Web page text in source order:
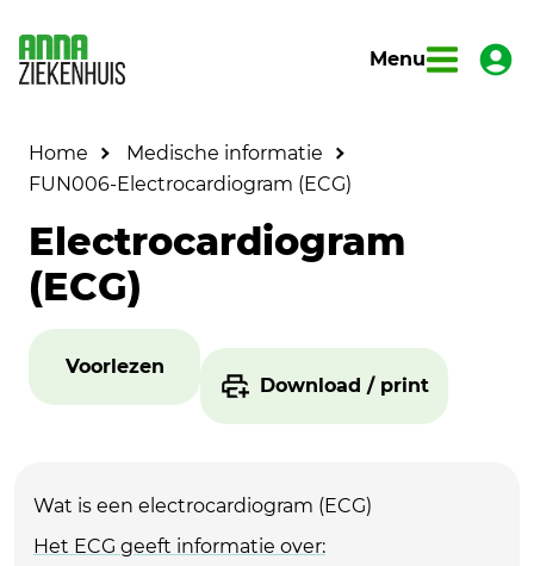
Menu
Home
Medische informatie
FUN006-Electrocardiogram (ECG)
Electrocardiogram
(ECG)
Voorlezen
Download / print
Wat is een electrocardiogram (ECG)
Het ECG geeft informatie over: